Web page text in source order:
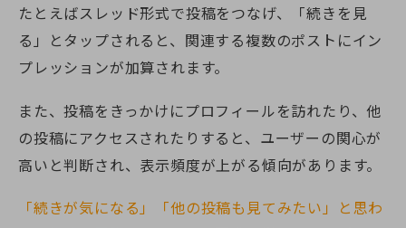
たとえばスレッド形式で投稿をつなげ、「続きを見
る」とタップされると、関連する複数のポストにイン
プレッションが加算されます。
また、投稿をきっかけにプロフィールを訪れたり、他
の投稿にアクセスされたりすると、ユーザーの関心が
高いと判断され、表示頻度が上がる傾向があります。
「続きが気になる」「他の投稿も見てみたい」と思わ